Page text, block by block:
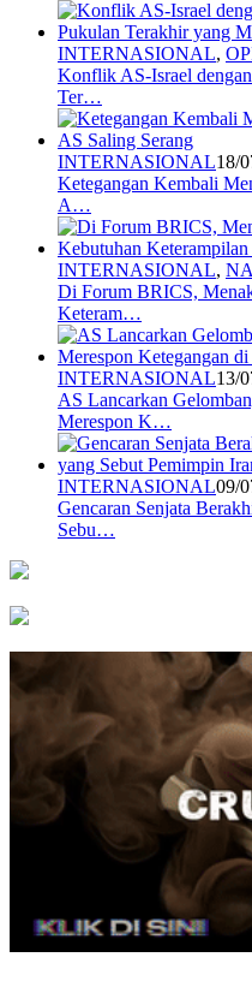
INTERNASIONAL,
Konflik AS-Israel
Ter…
INTERNASIONAL18/
Ketegangan Kembali
A…
INTERNASIONAL,
Di Forum BRICS,
Keteram…
INTERNASIONAL13/
AS Lancarkan
Merespon K…
INTERNASIONAL09/
Gencaran Senjata
Sebu…